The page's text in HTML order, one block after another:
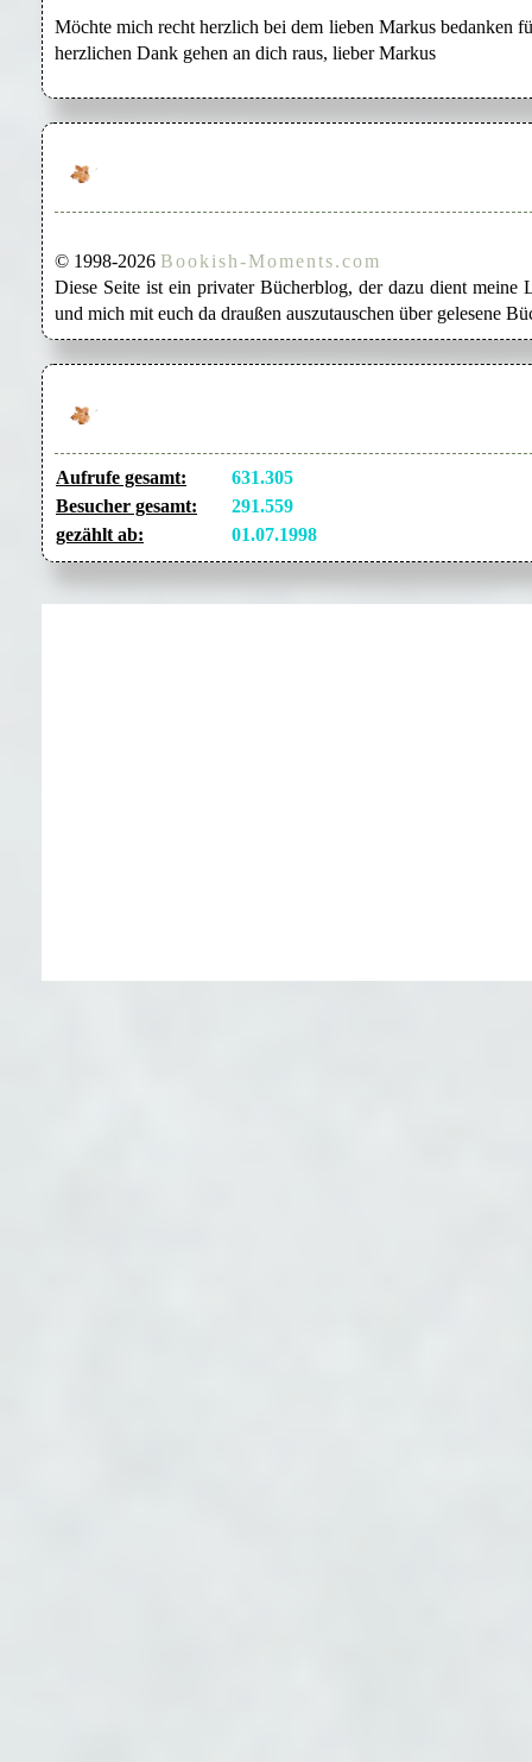
Möchte mich recht herzlich bei dem lieben Markus bedanken
herzlichen Dank gehen an dich raus, lieber Markus
© 1998-2026 Bookish-Moments.com
Diese Seite ist ein privater Bücherblog, der dazu dient meine
und mich mit euch da draußen auszutauschen über gelesene
Aufrufe gesamt:
631.305
Besucher gesamt:
291.559
gezählt ab:
01.07.1998